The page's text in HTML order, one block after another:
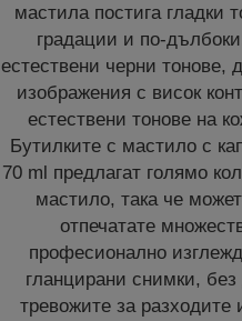
мастила постига гладки
градации и по-
естествени черни тонове,
изображения с висок
естествени тонове на
Бутилките с мастило с
70 ml предлагат голямо
мастило, така че
отпечатате
професионално
гланцирани снимки, без
тревожите за разходите